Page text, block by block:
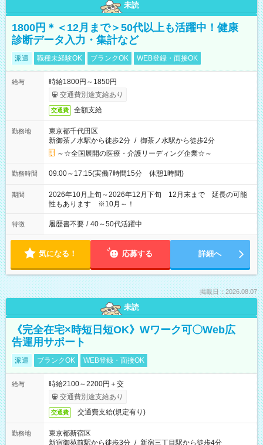
未読
1800円＊＜12月まで＞50代以上も活躍中！健康
診断データ入力・集計など
派遣 職種未経験OK ブランクOK WEB登録・面接OK
給与
時給1800円～1850円
交通費別途支給あり
交通費 全額支給
勤務地
東京都千代田区
新御茶ノ水駅から徒歩2分 / 御茶ノ水駅から徒歩2分
～☆全国展開の医療・介護リーディング企業☆～
勤務時間 09:00～17:15(実働7時間15分 休憩1時間)
期間
2026年10月上旬～2026年12月下旬 12月末まで 延長の可能
性もあります ※10月～！
特徴 履歴書不要 / 40～50代活躍中
気になる！ 応募する 詳細へ
掲載日：2026.08.07
未読
《完全在宅×時短日短OK》Wワーク可〇Web広
告運用サポート
派遣 ブランクOK WEB登録・面接OK
給与
時給2100～2200円＋交
交通費別途支給あり
交通費 交通費支給(規定有り)
勤務地
東京都新宿区
新宿御苑前駅から徒歩3分 / 新宿三丁目駅から徒歩4分